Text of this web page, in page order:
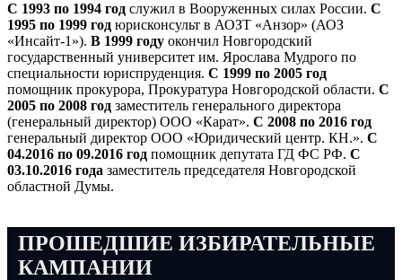
С 1993 по 1994 год служил в Вооруженных силах России. С
1995 по 1999 год юрисконсульт в АОЗТ «Анзор» (АОЗ
«Инсайт-1»). В 1999 году окончил Новгородский
государственный университет им. Ярослава Мудрого по
специальности юриспруденция. С 1999 по 2005 год
помощник прокурора, Прокуратура Новгородской области. С
2005 по 2008 год заместитель генерального директора
(генеральный директор) ООО «Карат». С 2008 по 2016 год
генеральный директор ООО «Юридический центр. КН.». С
04.2016 по 09.2016 год помощник депутата ГД ФС РФ. С
03.10.2016 года заместитель председателя Новгородской
областной Думы.
ПРОШЕДШИЕ ИЗБИРАТЕЛЬНЫЕ
КАМПАНИИ